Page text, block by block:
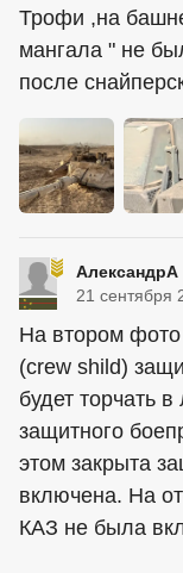
Трофи ,на
мангала " не
после
АлександрА
21 сентября
На втором
(crew shild)
будет торчать
защитного
этом закрыта
включена. На
КАЗ не была